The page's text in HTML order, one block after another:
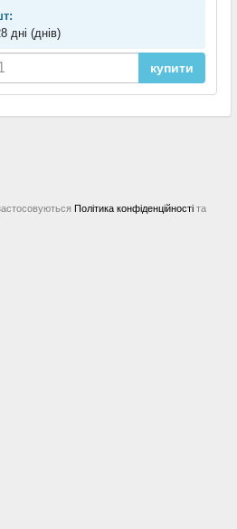
дні (днів)
купити
Політика конфіденційності та